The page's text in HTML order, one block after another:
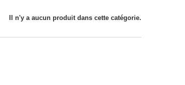
Il n'y a aucun produit dans cette catégorie.